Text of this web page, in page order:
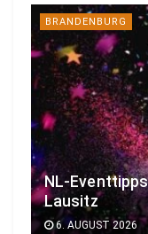
BRANDENBURG
NL-
Lausitz
6. AUGUST 2026